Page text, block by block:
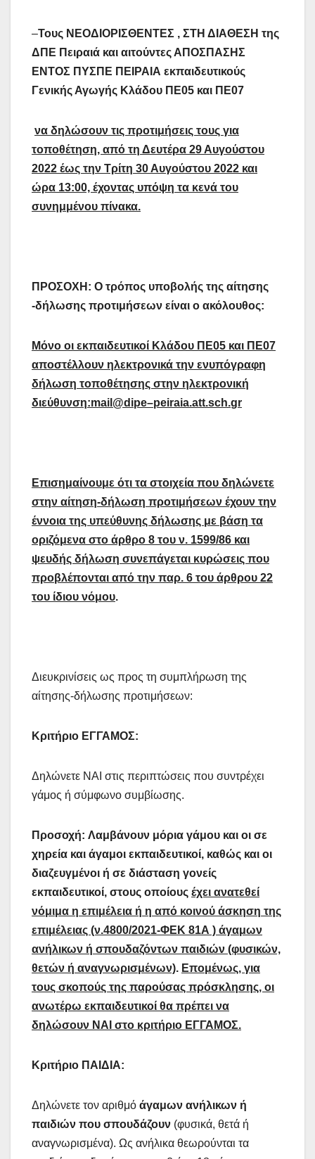
–Τους ΝΕΟΔΙΟΡΙΣΘΕΝΤΕΣ , ΣΤΗ ΔΙΑΘΕΣΗ της
ΔΠΕ Πειραιά και αιτούντες ΑΠΟΣΠΑΣΗΣ
ΕΝΤΟΣ ΠΥΣΠΕ ΠΕΙΡΑΙΑ εκπαιδευτικούς
Γενικής Αγωγής Κλάδου ΠΕ05 και ΠΕ07
να δηλώσουν τις προτιμήσεις τους για
τοποθέτηση, από τη Δευτέρα 29 Αυγούστου
2022 έως την Τρίτη 30 Αυγούστου 2022 και
ώρα 13:00, έχοντας υπόψη τα κενά του
συνημμένου πίνακα.
ΠΡΟΣΟΧΗ: Ο τρόπος υποβολής της αίτησης
-δήλωσης προτιμήσεων είναι ο ακόλουθος:
Μόνο οι εκπαιδευτικοί Κλάδου ΠΕ05 και ΠΕ07
αποστέλλουν ηλεκτρονικά την ενυπόγραφη
δήλωση τοποθέτησης στην ηλεκτρονική
διεύθυνση:mail @dipe–peiraia.att.sch.gr
Επισημαίνουμε ότι τα στοιχεία που δηλώνετε
στην αίτηση-δήλωση προτιμήσεων έχουν την
έννοια της υπεύθυνης δήλωσης με βάση τα
οριζόμενα στο άρθρο 8 του ν. 1599/86 και
ψευδής δήλωση συνεπάγεται κυρώσεις που
προβλέπονται από την παρ. 6 του άρθρου 22
του ίδιου νόμου.
Διευκρινίσεις ως προς τη συμπλήρωση της
αίτησης-δήλωσης προτιμήσεων:
Κριτήριο ΕΓΓΑΜΟΣ:
Δηλώνετε NAI στις περιπτώσεις που συντρέχει
γάμος ή σύμφωνο συμβίωσης.
Προσοχή: Λαμβάνουν μόρια γάμου και οι σε
χηρεία και άγαμοι εκπαιδευτικοί, καθώς και οι
διαζευγμένοι ή σε διάσταση γονείς
εκπαιδευτικοί, στους οποίους έχει ανατεθεί
νόμιμα η επιμέλεια ή η από κοινού άσκηση της
επιμέλειας (ν.4800/2021-ΦΕΚ 81Α ) άγαμων
ανήλικων ή σπουδαζόντων παιδιών (φυσικών,
θετών ή αναγνωρισμένων). Επομένως, για
τους σκοπούς της παρούσας πρόσκλησης, οι
ανωτέρω εκπαιδευτικοί θα πρέπει να
δηλώσουν ΝΑΙ στο κριτήριο ΕΓΓΑΜΟΣ.
Κριτήριο ΠΑΙΔΙΑ:
Δηλώνετε τον αριθμό άγαμων ανήλικων ή
παιδιών που σπουδάζουν (φυσικά, θετά ή
αναγνωρισμένα). Ως ανήλικα θεωρούνται τα